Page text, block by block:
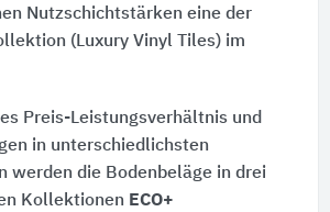
Nutzschichtstärken eine der
(Luxury Vinyl Tiles) im
Preis-Leistungsverhältnis und
in unterschiedlichsten
werden die Bodenbeläge in drei
Kollektionen ECO+